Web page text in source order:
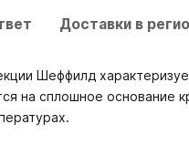
Доставки в
Шеффилд
на сплошное